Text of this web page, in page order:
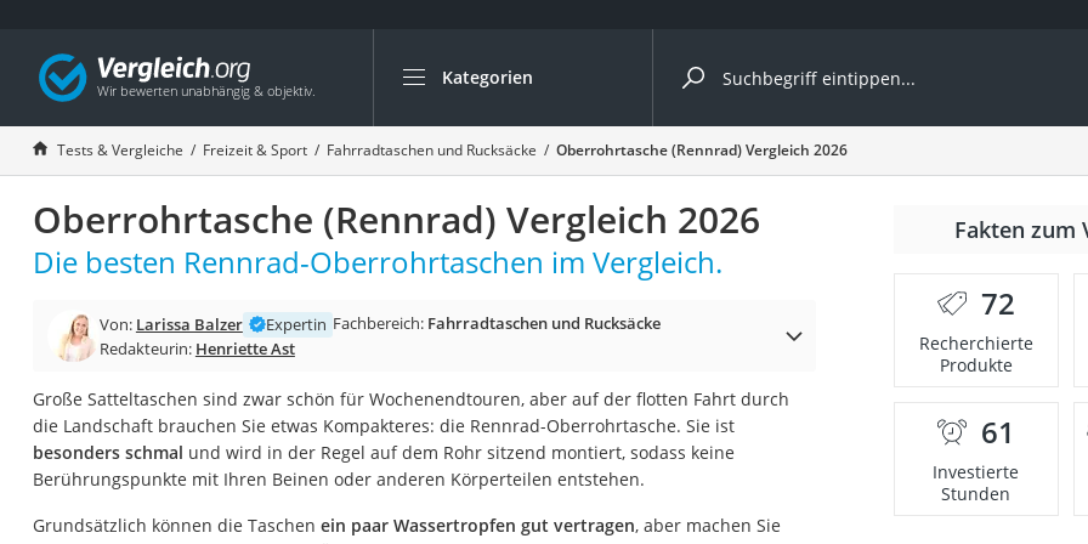
Kategorien
Die beliebtesten Vergleiche nach Kategorie
Freizeit & Sport
Gartentrampolin
Trampolin
Metalldetektor
Trampolin 366 cm
Aluminium-Koffer
Futterboot
Air Bike
E-Bike-Dreirad
Tests & Vergleiche Freizeit & Sport Fahrradtaschen und Rucksäcke Oberrohrtasche (Rennrad) Vergleich 2026
Oberrohrtasche (Rennrad) Vergleich 2026
Die besten Rennrad-Oberrohrtaschen im Vergleich.
Von: Larissa Balzer Expertin Fachbereich: Fahrradtaschen und Rucksäcke
Redakteurin: Henriette Ast
Große Satteltaschen sind zwar schön für Wochenendtouren, aber auf der flotten Fahrt durch
die Landschaft brauchen Sie etwas Kompakteres: die Rennrad-Oberrohrtasche. Sie ist
besonders schmal und wird in der Regel auf dem Rohr sitzend montiert, sodass keine
Berührungspunkte mit Ihren Beinen oder anderen Körperteilen entstehen.
Grundsätzlich können die Taschen ein paar Wassertropfen gut vertragen, aber machen Sie
Fakten zum
72
Recherchierte
Produkte
61
Investierte
Stunden